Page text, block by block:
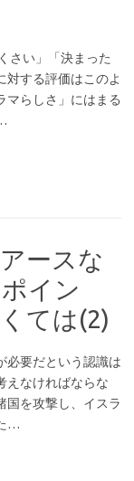
さい」「決まった
対する評価はこのよ
マらしさ」にはまる
ースな
イン
ては(2)
必要だという認識は
えなければならな
国を攻撃し、イスラ
…